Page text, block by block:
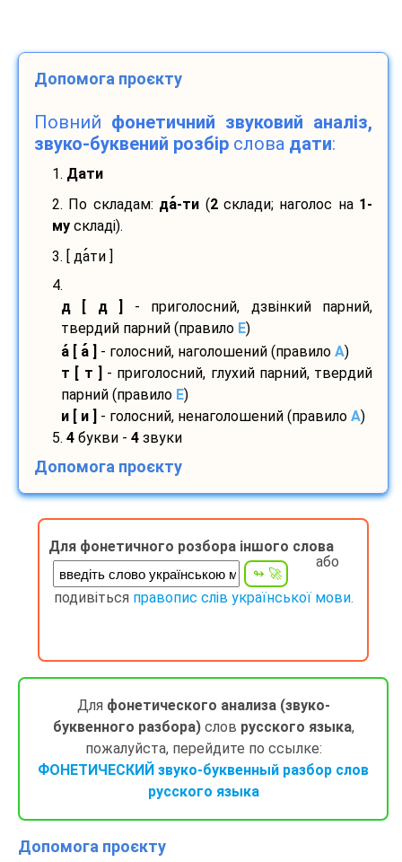
Допомога проєкту
Повний фонетичний звуковий аналіз,
звуко-буквений розбір слова дати:
1. Дати
2. По складам: да-ти (2склади; наголос на 1-
му складі).
3. [ дати ]
4.
д [ д ]
- приголосний, дзвінкий парний,
твердий парний (правило E)
а [ а - голосний, наголошений (правило A)
т [ т ]
- приголосний, глухий парний, твердий
парний (правило E)
и [ и ]
- голосний, ненаголошений (правило A)
5. 4 букви - 4 звуки
Допомога проєкту
Для фонетичного розбора іншого слова
або
подивіться правопис слів української мови.
Для фонетического анализа (звуко-
буквенного разбора)слов русского языка,
пожалуйста, перейдите по ссылке:
ФОНЕТИЧЕСКИЙ звуко-буквенный разбор слов
русского языка
Допомога проєкту